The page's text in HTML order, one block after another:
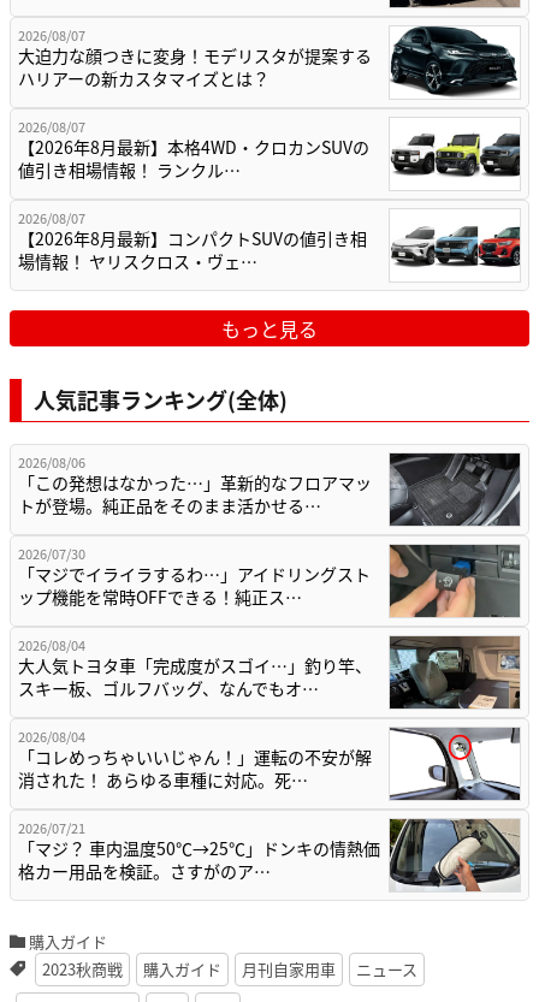
2026/08/07
大迫力な顔つきに変身！モデリスタが提案する
ハリアーの新カスタマイズとは？
2026/08/07
【2026年8月最新】本格4WD・クロカンSUVの
値引き相場情報！ ランクル…
2026/08/07
【2026年8月最新】コンパクトSUVの値引き相
場情報！ ヤリスクロス・ヴェ…
もっと見る
人気記事ランキング(全体)
2026/08/06
「この発想はなかった…」革新的なフロアマッ
トが登場。純正品をそのまま活かせる…
2026/07/30
「マジでイライラするわ…」アイドリングスト
ップ機能を常時OFFできる！純正ス…
2026/08/04
大人気トヨタ車「完成度がスゴイ…」釣り竿、
スキー板、ゴルフバッグ、なんでもオ…
2026/08/04
「コレめっちゃいいじゃん！」運転の不安が解
消された！ あらゆる車種に対応。死…
2026/07/21
「マジ？ 車内温度50℃→25℃」ドンキの情熱価
格カー用品を検証。さすがのア…
購入ガイド
2023秋商戦
購入ガイド 月刊自家用車
ニュース